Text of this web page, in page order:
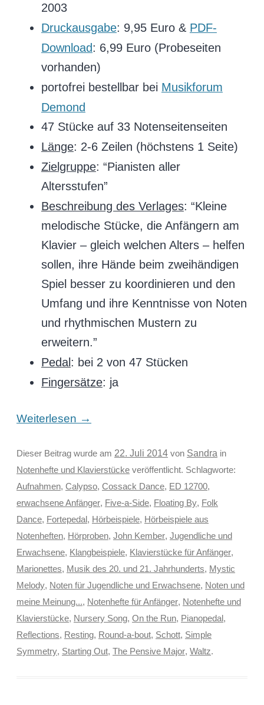
2003
Druckausgabe: 9,95 Euro & PDF-
Download: 6,99 Euro (Probeseiten
vorhanden)
portofrei bestellbar bei Musikforum
Demond
47 Stücke auf 33 Notenseitenseiten
Länge: 2-6 Zeilen (höchstens 1 Seite)
Zielgruppe: “Pianisten aller
Altersstufen”
Beschreibung des Verlages: “Kleine
melodische Stücke, die Anfängern am
Klavier – gleich welchen Alters – helfen
sollen, ihre Hände beim zweihändigen
Spiel besser zu koordinieren und den
Umfang und ihre Kenntnisse von Noten
und rhythmischen Mustern zu
erweitern.”
Pedal: bei 2 von 47 Stücken
Fingersätze: ja
Weiterlesen →
Dieser Beitrag wurde am 22. Juli 2014von Sandra in
Notenhefte und Klavierstückeveröffentlicht. Schlagworte:
Aufnahmen, Calypso, Cossack Dance, ED 12700,
erwachsene Anfänger, Five-a-Side, Floating By, Folk
Dance, Fortepedal, Hörbeispiele, Hörbeispiele aus
Notenheften, Hörproben, John Kember, Jugendliche und
Erwachsene, Klangbeispiele, Klavierstücke für Anfänger,
Marionettes, Musik des 20. und 21. Jahrhunderts, Mystic
Melody, Noten für Jugendliche und Erwachsene, Noten und
meine Meinung..., Notenhefte für Anfänger, Notenhefte und
Klavierstücke, Nursery Song, On the Run, Pianopedal,
Reflections, Resting, Round-a-bout, Schott, Simple
Symmetry, Starting Out, The Pensive Major, Waltz.